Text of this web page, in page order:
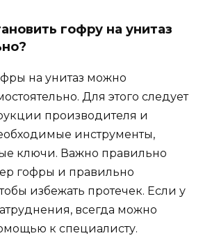
гофру на унитаз
на унитаз можно
Для этого следует
производителя и
инструменты,
ключи. Важно правильно
гофры и правильно
избежать протечек. Если у
всегда можно
к специалисту.